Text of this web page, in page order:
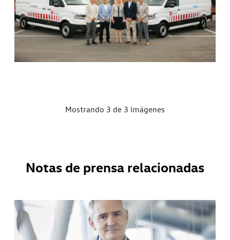
Mostrando 3 de 3 imágenes
Notas de prensa relacionadas